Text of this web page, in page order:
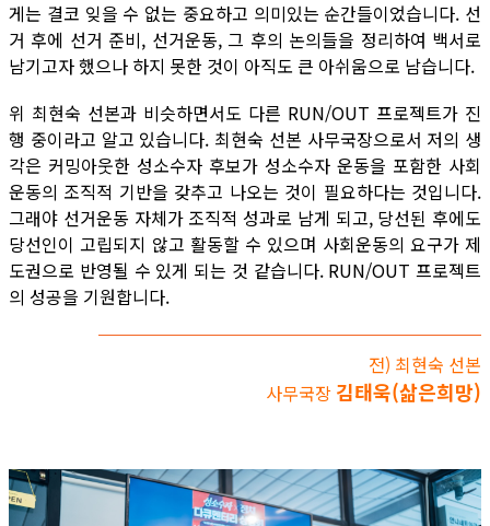
게는 결코 잊을 수 없는 중요하고 의미있는 순간들이었습니다. 선
거 후에 선거 준비, 선거운동, 그 후의 논의들을 정리하여 백서로
남기고자 했으나 하지 못한 것이 아직도 큰 아쉬움으로 남습니다.
위 최현숙 선본과 비슷하면서도 다른 RUN/OUT 프로젝트가 진
행 중이라고 알고 있습니다. 최현숙 선본 사무국장으로서 저의 생
각은 커밍아웃한 성소수자 후보가 성소수자 운동을 포함한 사회
운동의 조직적 기반을 갖추고 나오는 것이 필요하다는 것입니다.
그래야 선거운동 자체가 조직적 성과로 남게 되고, 당선된 후에도
당선인이 고립되지 않고 활동할 수 있으며 사회운동의 요구가 제
도권으로 반영될 수 있게 되는 것 같습니다. RUN/OUT 프로젝트
의 성공을 기원합니다.
전) 최현숙 선본
사무국장 김태욱(삶은희망)